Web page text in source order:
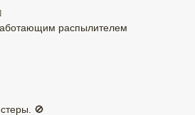
распылителем
🚫